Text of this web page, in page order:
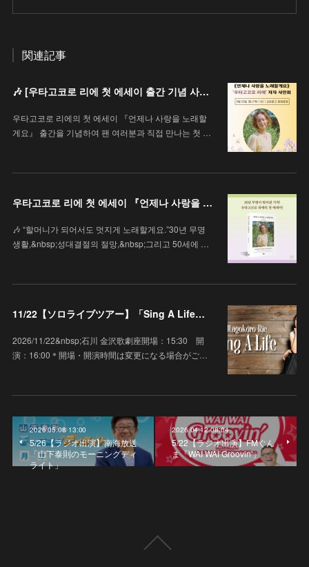
関連記事
🎶 [우타고코로 리에 첫 에세이 출간 기념 사인회 안내 / 歌心りえ 初エッセイ出版記念サイン会のお知らせ]
우타고코로 리에의 첫 에세이 『언제나 사랑을 노래할
게요』 출간을 기념하여 팬 여러분과 직접 만나는 첫 …
우타고코로 리에 첫 에세이 『언제나 사랑을 노래할게요』
🎶 “할머니가 되어서도 멋지게 노래할게요.”30년 무명
생활,&nbsp;성대결절의 절망,&nbsp;그리고 50세에 …
11/22【ソロライブツアー】「Sing A Life」石川 金沢歌劇座
2026/11/22&nbsp;石川 金沢歌劇座開場：15:30 開
演：16:00＊開場・開演時間は変更になる場合がご…
2026.05.08 13:00
5/26【ラジオ出演】南海放送
「山下泰則のモーニングディ
ライト」
2026.04.12 08:04
5/22【ラジオ出演】FMぐん
ま「WAI WAI Groovin'」